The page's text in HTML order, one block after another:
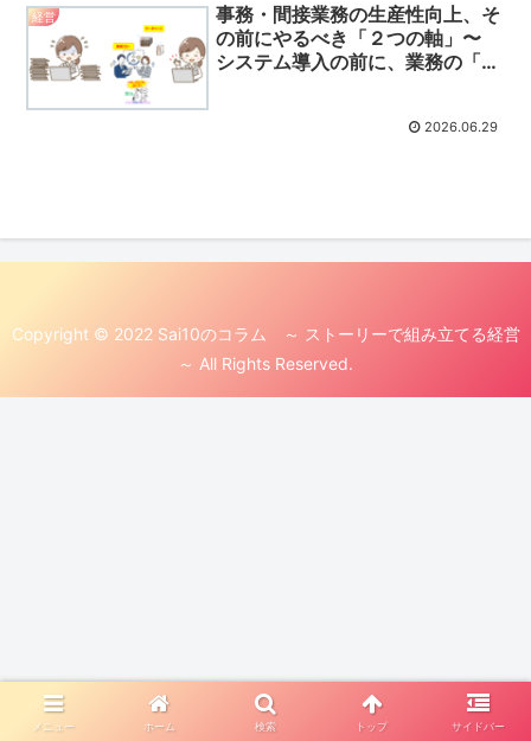
経営
事務・間接業務の生産性向上、そ
の前にやるべき「２つの軸」〜
システム導入の前に、業務の「土
2026.06.29
Copyright © 2022 Sai10のコラム ～ ストーリーで組み立てる経営
～ All Rights Reserved.
メニュー ホーム 検索 トップ サイドバー